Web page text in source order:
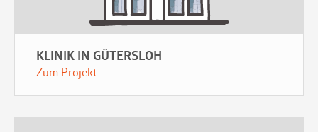
KLINIK IN GÜTERSLOH
Zum Projekt